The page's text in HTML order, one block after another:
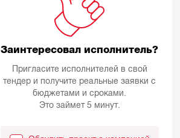
Заинтересовал исполнитель?
Пригласите исполнителей в свой
тендер и получите реальные заявки с
бюджетами и сроками.
Это займет 5 минут.